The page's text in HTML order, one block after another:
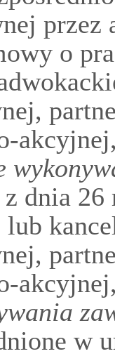
przez
o
dnia
w